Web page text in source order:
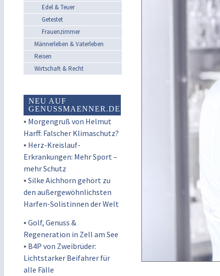
Edel & Teuer
Getestet
Frauenzimmer
Männerleben & Vaterleben
Reisen
Wirtschaft & Recht
NEU AUF
GENUSSMAENNER.DE
▪ Morgengruß von Helmut
Harff: Falscher Klimaschutz?
▪ Herz-Kreislauf-
Erkrankungen: Mehr Sport –
mehr Schutz
▪ Silke Aichhorn gehört zu
den außergewöhnlichsten
Harfen-Solistinnen der Welt
▪ Golf, Genuss &
Regeneration in Zell am See
▪ B4P von Zweibrüder:
Lichtstarker Beifahrer für
alle Fälle